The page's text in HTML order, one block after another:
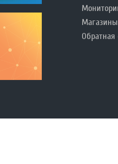
Магазины
Обратная